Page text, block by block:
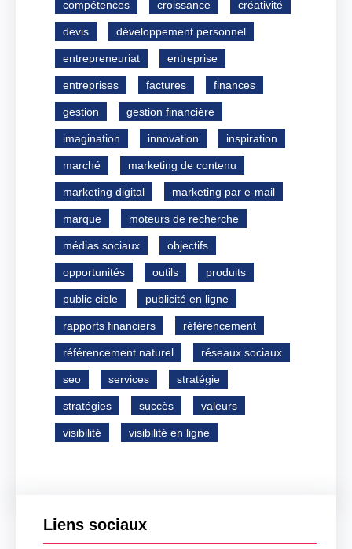
compétences croissance créativité
devis développement personnel
entrepreneuriat entreprise
entreprises factures finances
gestion gestion financière
imagination innovation inspiration
marché marketing de contenu
marketing digital marketing par e-mail
marque moteurs de recherche
médias sociaux objectifs
opportunités outils produits
public cible publicité en ligne
rapports financiers référencement
référencement naturel réseaux sociaux
seo services stratégie
stratégies succès valeurs
visibilité visibilité en ligne
Liens sociaux